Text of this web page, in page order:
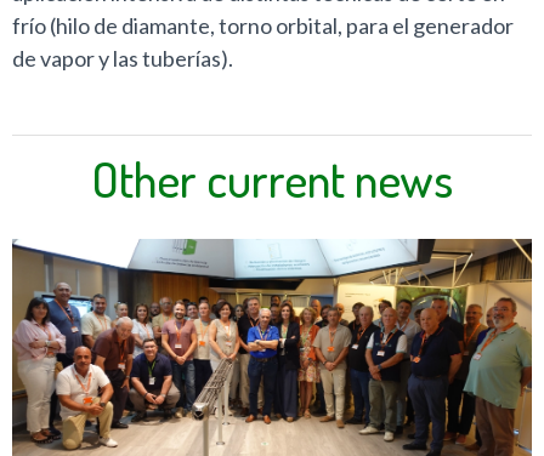
frío (hilo de diamante, torno orbital, para el generador
de vapor y las tuberías).
Other current news